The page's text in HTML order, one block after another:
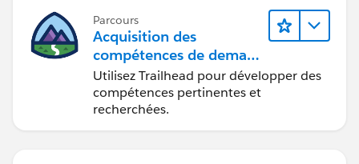
Parcours
Acquisition des
compétences de demain
avec Trailhead
Utilisez Trailhead pour développer des
compétences pertinentes et
recherchées.